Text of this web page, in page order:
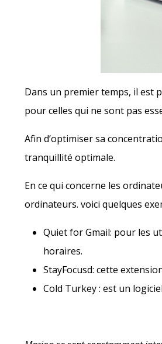
Dans un premier temps, il est
pour celles qui ne sont pas
Afin d’optimiser sa
tranquillité optimale.
En ce qui concerne les
ordinateurs. voici quelques
Quiet for Gmail: pour les
horaires.
StayFocusd: cette
Cold Turkey : est un